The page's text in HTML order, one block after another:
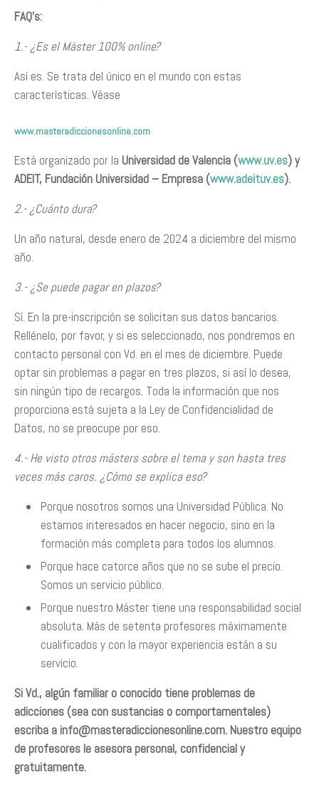
FAQ’s:
1.- ¿Es el Máster 100% online?
Así es. Se trata del único en el mundo con estas
características. Véase
www.masteradiccionesonline.com
Está organizado por la Universidad de Valencia (www.uv.es) y
ADEIT, Fundación Universidad – Empresa (www.adeituv.es).
2.- ¿Cuánto dura?
Un año natural, desde enero de 2024 a diciembre del mismo
año.
3.- ¿Se puede pagar en plazos?
Sí. En la pre-inscripción se solicitan sus datos bancarios.
Rellénelo, por favor, y si es seleccionado, nos pondremos en
contacto personal con Vd. en el mes de diciembre. Puede
optar sin problemas a pagar en tres plazos, si así lo desea,
sin ningún tipo de recargos. Toda la información que nos
proporciona está sujeta a la Ley de Confidencialidad de
Datos, no se preocupe por eso.
4.- He visto otros másters sobre el tema y son hasta tres
veces más caros. ¿Cómo se explica eso?
Porque nosotros somos una Universidad Pública. No
estamos interesados en hacer negocio, sino en la
formación más completa para todos los alumnos.
Porque hace catorce años que no se sube el precio.
Somos un servicio público.
Porque nuestro Máster tiene una responsabilidad social
absoluta. Más de setenta profesores máximamente
cualificados y con la mayor experiencia están a su
servicio.
Si Vd., algún familiar o conocido tiene problemas de
adicciones (sea con sustancias o comportamentales)
escriba a info@masteradiccionesonline.com. Nuestro equipo
de profesores le asesora personal, confidencial y
gratuitamente.